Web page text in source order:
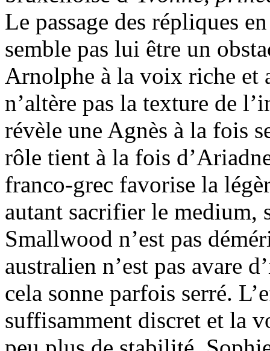
Le passage des répliques
semble pas lui être un
Arnolphe à la voix riche et
n’altère pas la texture de
révèle une Agnès à la fois
rôle tient à la fois
franco-grec favorise la
autant sacrifier le
Smallwood n’est pas
australien n’est pas avare
cela sonne parfois serré.
suffisamment discret et la